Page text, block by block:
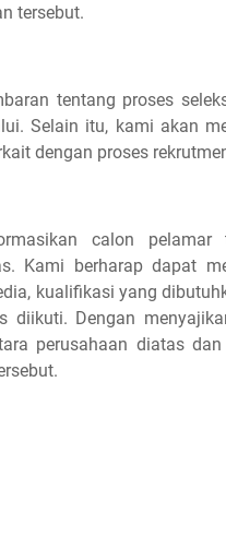
tersebut.
tentang proses
Selain itu, kami akan
dengan proses
calon
Kami berharap dapat
kualifikasi yang
diikuti. Dengan
perusahaan diatas